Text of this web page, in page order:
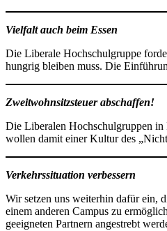
Vielfalt auch beim Essen
Die Liberale Hochschulgruppe
hungrig bleiben muss. Die
Zweitwohnsitzsteuer abschaffen!
Die Liberalen Hochschulgruppen in
wollen damit einer Kultur des
Verkehrssituation verbessern
Wir setzen uns weiterhin dafür ein,
einem anderen Campus zu
geeigneten Partnern angestrebt